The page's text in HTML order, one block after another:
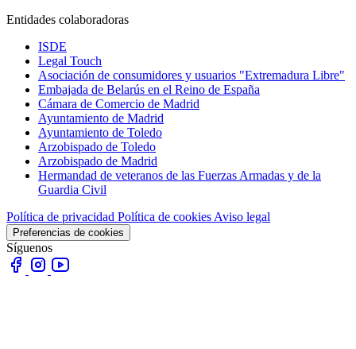
Entidades colaboradoras
ISDE
Legal Touch
Asociación de consumidores y usuarios "Extremadura Libre"
Embajada de Belarús en el Reino de España
Cámara de Comercio de Madrid
Ayuntamiento de Madrid
Ayuntamiento de Toledo
Arzobispado de Toledo
Arzobispado de Madrid
Hermandad de veteranos de las Fuerzas Armadas y de la
Guardia Civil
Política de privacidad Política de cookies Aviso legal
Preferencias de cookies
Síguenos